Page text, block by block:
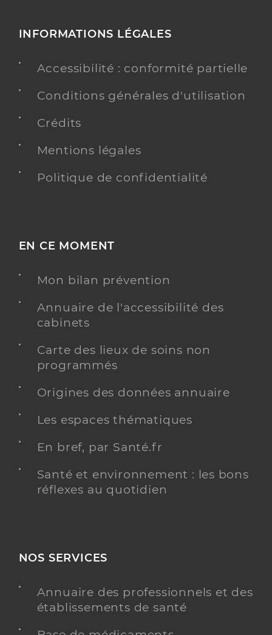
INFORMATIONS LÉGALES
Accessibilité : conformité partielle
Conditions générales d'utilisation
Crédits
Mentions légales
Politique de confidentialité
EN CE MOMENT
Mon bilan prévention
Annuaire de l'accessibilité des
cabinets
Carte des lieux de soins non
programmés
Origines des données annuaire
Les espaces thématiques
En bref, par Santé.fr
Santé et environnement : les bons
réflexes au quotidien
NOS SERVICES
Annuaire des professionnels et des
établissements de santé